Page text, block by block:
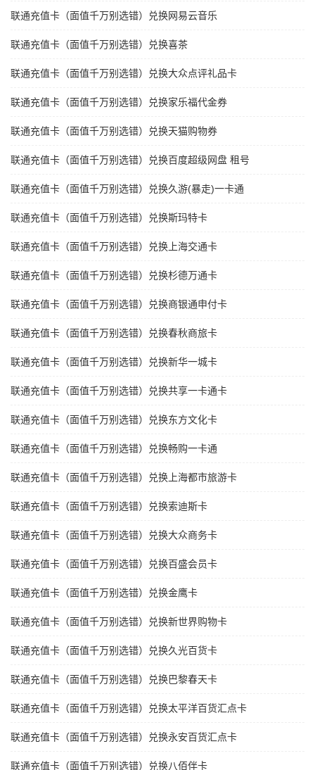
联通充值卡（面值千万别选错）兑换网易云音乐
联通充值卡（面值千万别选错）兑换喜茶
联通充值卡（面值千万别选错）兑换大众点评礼品卡
联通充值卡（面值千万别选错）兑换家乐福代金券
联通充值卡（面值千万别选错）兑换天猫购物券
联通充值卡（面值千万别选错）兑换百度超级网盘 租号
联通充值卡（面值千万别选错）兑换久游(暴走)一卡通
联通充值卡（面值千万别选错）兑换斯玛特卡
联通充值卡（面值千万别选错）兑换上海交通卡
联通充值卡（面值千万别选错）兑换杉德万通卡
联通充值卡（面值千万别选错）兑换商银通申付卡
联通充值卡（面值千万别选错）兑换春秋商旅卡
联通充值卡（面值千万别选错）兑换新华一城卡
联通充值卡（面值千万别选错）兑换共享一卡通卡
联通充值卡（面值千万别选错）兑换东方文化卡
联通充值卡（面值千万别选错）兑换畅购一卡通
联通充值卡（面值千万别选错）兑换上海都市旅游卡
联通充值卡（面值千万别选错）兑换索迪斯卡
联通充值卡（面值千万别选错）兑换大众商务卡
联通充值卡（面值千万别选错）兑换百盛会员卡
联通充值卡（面值千万别选错）兑换金鹰卡
联通充值卡（面值千万别选错）兑换新世界购物卡
联通充值卡（面值千万别选错）兑换久光百货卡
联通充值卡（面值千万别选错）兑换巴黎春天卡
联通充值卡（面值千万别选错）兑换太平洋百货汇点卡
联通充值卡（面值千万别选错）兑换永安百货汇点卡
联通充值卡（面值千万别选错）兑换八佰伴卡